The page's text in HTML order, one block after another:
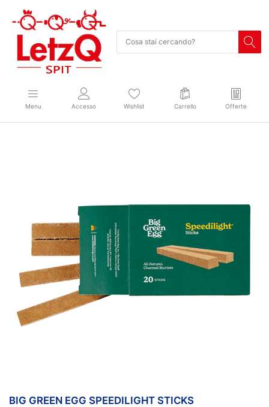
Menu Accesso Wishlist Carrello Offerte
BIG GREEN EGG SPEEDILIGHT STICKS